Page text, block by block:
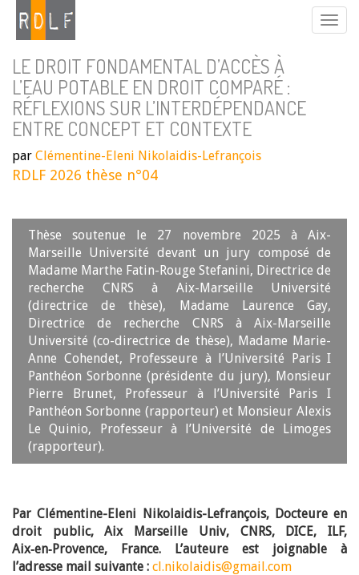
LE DROIT FONDAMENTAL D’ACCÈS À
L’EAU POTABLE EN DROIT COMPARÉ :
RÉFLEXIONS SUR L’INTERDÉPENDANCE
ENTRE CONCEPT ET CONTEXTE
par Clémentine-Eleni Nikolaidis-Lefrançois
RDLF 2026 thèse n°04
Thèse soutenue le 27 novembre 2025 à Aix-
Marseille Université devant un jury composé de
Madame Marthe Fatin-Rouge Stefanini, Directrice de
recherche CNRS à Aix-Marseille Université
(directrice de thèse), Madame Laurence Gay,
Directrice de recherche CNRS à Aix-Marseille
Université (co-directrice de thèse), Madame Marie-
Anne Cohendet, Professeure à l’Université Paris I
Panthéon Sorbonne (présidente du jury), Monsieur
Pierre Brunet, Professeur à l’Université Paris I
Panthéon Sorbonne (rapporteur) et Monsieur Alexis
Le Quinio, Professeur à l’Université de Limoges
(rapporteur).
Par Clémentine-Eleni Nikolaidis-Lefrançois, Docteure en
droit public, Aix Marseille Univ, CNRS, DICE, ILF,
Aix‑en‑Provence, France. L’auteure est joignable à
l’adresse mail suivante : cl.nikolaidis@gmail.com